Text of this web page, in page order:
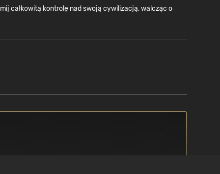
całkowitą kontrolę nad swoją cywilizacją, walcząc o